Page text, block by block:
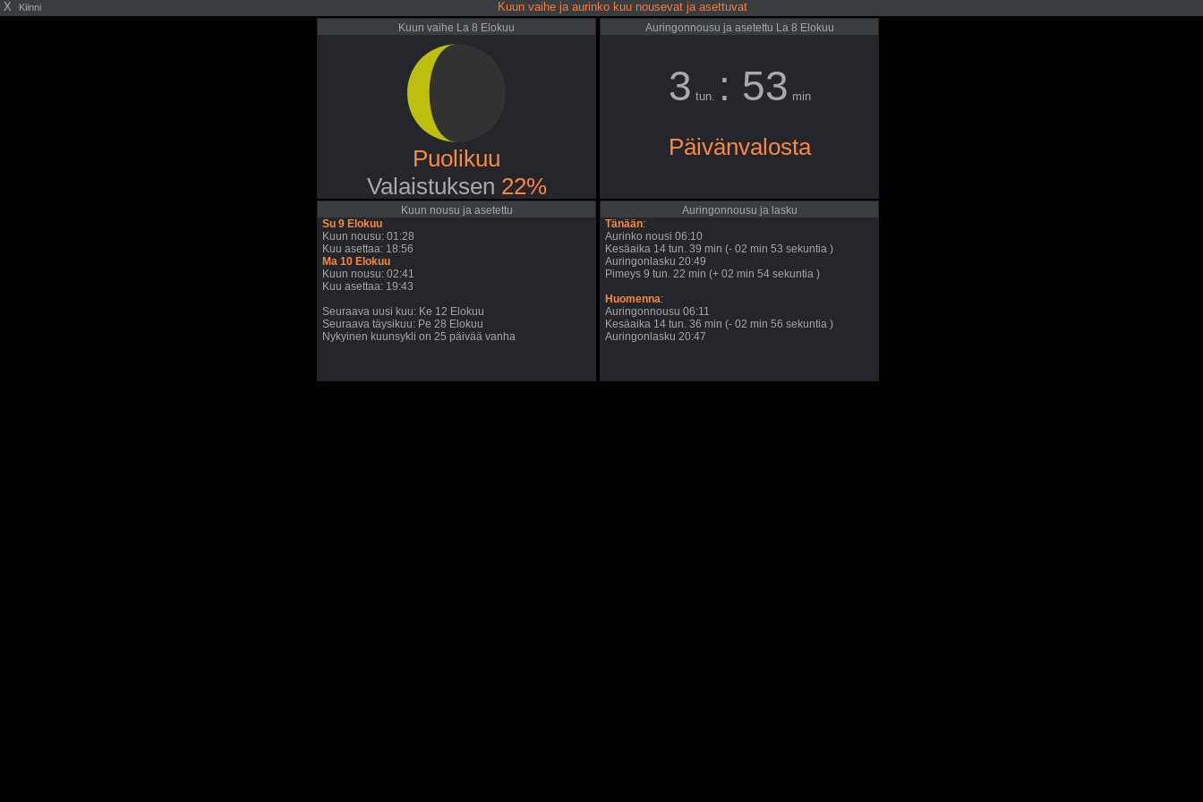
X Kiinni Kuun vaihe ja aurinko kuu nousevat ja asettuvat
Kuun vaihe La 8 Elokuu
Puolikuu
Valaistuksen 22%
Auringonnousu ja asetettu La 8 Elokuu
3 tun. : 53 min
Päivänvalosta
Kuun nousu ja asetettu
Su 9 Elokuu
Kuun nousu: 01:28
Kuu asettaa: 18:56
Ma 10 Elokuu
Kuun nousu: 02:41
Kuu asettaa: 19:43
Seuraava uusi kuu: Ke 12 Elokuu
Seuraava täysikuu: Pe 28 Elokuu
Nykyinen kuunsykli on 25 päivää vanha
Auringonnousu ja lasku
Tänään:
Aurinko nousi 06:10
Kesäaika 14 tun. 39 min (- 02 min 53 sekuntia )
Auringonlasku 20:49
Pimeys 9 tun. 22 min (+ 02 min 54 sekuntia )
Huomenna:
Auringonnousu 06:11
Kesäaika 14 tun. 36 min (- 02 min 56 sekuntia )
Auringonlasku 20:47